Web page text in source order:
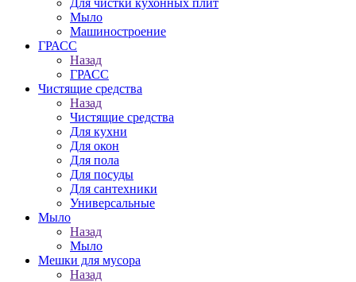
Для чистки кухонных плит
Мыло
Машиностроение
ГРАСС
Назад
ГРАСС
Чистящие средства
Назад
Чистящие средства
Для кухни
Для окон
Для пола
Для посуды
Для сантехники
Универсальные
Мыло
Назад
Мыло
Мешки для мусора
Назад